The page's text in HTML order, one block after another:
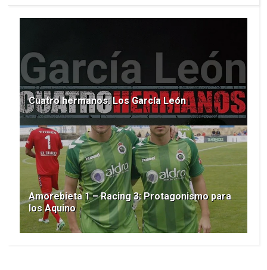
Cuatro hermanos: Los García León
Amorebieta 1 – Racing 3: Protagonismo para
los Aquino